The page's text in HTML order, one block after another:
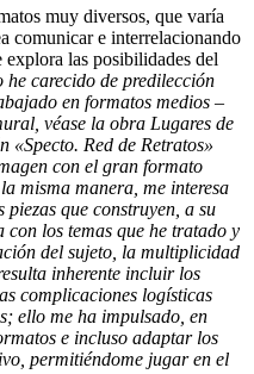
muy diversos, que varía
comunicar e interrelacionando
explora las posibilidades del
carecido de predilección
en formatos medios –
véase la obra Lugares de
«Specto. Red de Retratos»
con el gran formato
misma manera, me interesa
que construyen, a su
los temas que he tratado y
del sujeto, la multiplicidad
inherente incluir los
complicaciones logísticas
ello me ha impulsado, en
e incluso adaptar los
permitiéndome jugar en el